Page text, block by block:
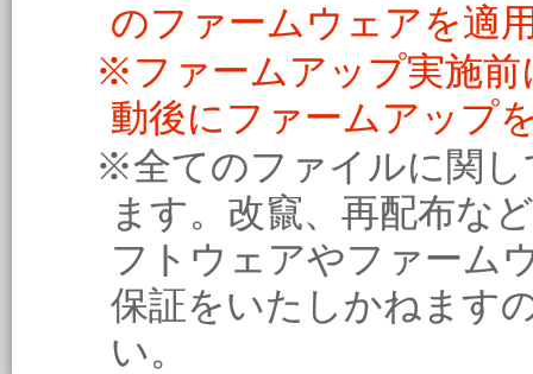
のファームウェアを適
※ファームアップ実施前
動後にファームアップ
※全てのファイルに関し
ます。改竄、再配布な
フトウェアやファーム
保証をいたしかねます
い。